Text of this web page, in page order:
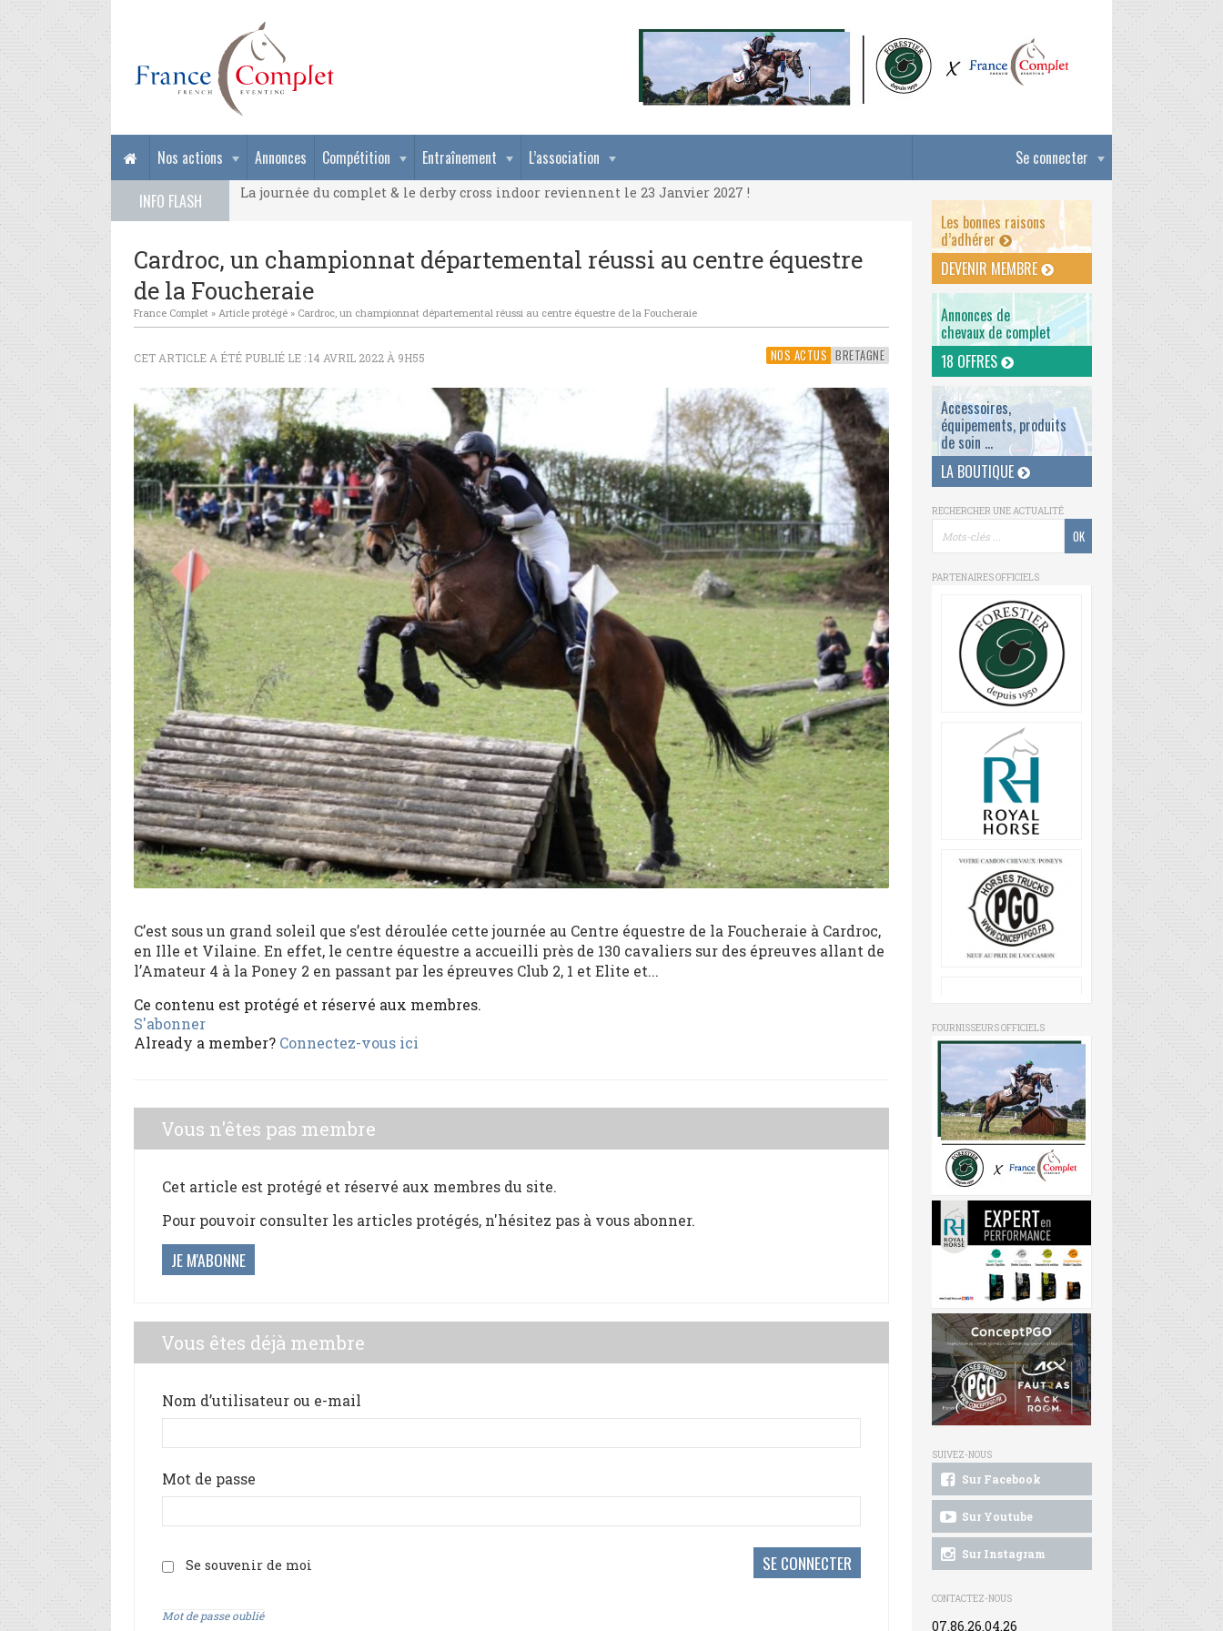
Se connecter
Nos actions Annonces Compétition Entraînement
L’association
INFO FLASH
La journée du complet & le derby cross indoor reviennent le 23 Janvier 2027 !
La journée du complet & le derby cross indoor reviennent le 23 Janvier 2027 !
Cardroc, un championnat départemental réussi au centre équestre
de la Foucheraie
France Complet » Article protégé » Cardroc, un championnat départemental réussi au centre équestre de la Foucheraie
NOS ACTUS BRETAGNE
CET ARTICLE A ÉTÉ PUBLIÉ LE : 14 AVRIL 2022 À 9H55
C’est sous un grand soleil que s’est déroulée cette journée au Centre équestre de la Foucheraie à Cardroc,
en Ille et Vilaine. En effet, le centre équestre a accueilli près de 130 cavaliers sur des épreuves allant de
l’Amateur 4 à la Poney 2 en passant par les épreuves Club 2, 1 et Elite et...
Ce contenu est protégé et réservé aux membres.
S'abonner
Already a member? Connectez-vous ici
Vous n'êtes pas membre
Cet article est protégé et réservé aux membres du site.
Pour pouvoir consulter les articles protégés, n'hésitez pas à vous abonner.
JE M'ABONNE
Vous êtes déjà membre
Nom d’utilisateur ou e-mail
Mot de passe
Se souvenir de moi
Mot de passe oublié
Les bonnes raisons
d’adhérer
DEVENIR MEMBRE
Annonces de
chevaux de complet
18 OFFRES
Accessoires,
équipements, produits
de soin ...
LA BOUTIQUE
RECHERCHER UNE ACTUALITÉ
PARTENAIRES OFFICIELS
FOURNISSEURS OFFICIELS
SUIVEZ-NOUS
Sur Facebook
Sur Youtube
Sur Instagram
CONTACTEZ-NOUS
07.86.26.04.26